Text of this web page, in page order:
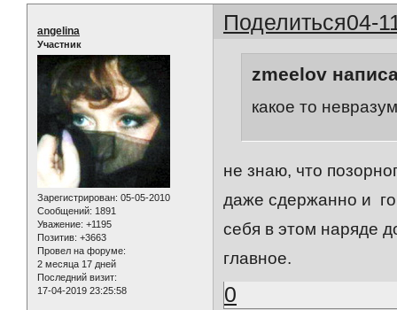
Поделиться04-
angelina
Участник
Зарегистрирован: 05-05-2010
Сообщений: 1891
Уважение: +1195
Позитив: +3663
Провел на форуме:
2 месяца 17 дней
Последний визит:
17-04-2019 23:25:58
zmeelov
какое то
не знаю, что
даже сдержанно и
себя в этом наряде
главное.
0